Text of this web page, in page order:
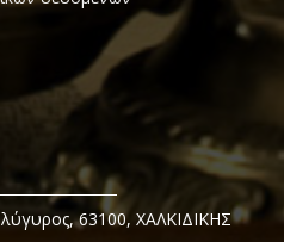
63100, ΧΑΛΚΙΔΙΚΗΣ